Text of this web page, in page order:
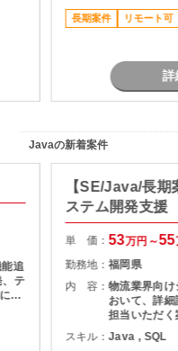
長期案件 リモート可
詳
Javaの新着案件
追
、テ
し
【SE/Java/長
ステム開発支援
単 価：53万円～55
勤務地：福岡県
内 容：物流業界向
おいて、詳
担当いただく案件です。
追加や改修を
プロジェクト
スキル：Java , SQL